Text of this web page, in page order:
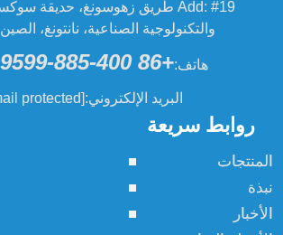
روابط سريعة
المنتجات
نبذة
الأخبار
والتكنولوجية الصناعية، نانتونغ، الصين 226311
هاتف:+86 400-885-9599
البريد الإلكتروني:[email protected]